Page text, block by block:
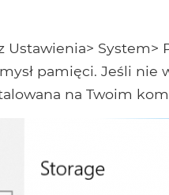
Ustawienia>
pamięci. Jeśli nie
na Twoim